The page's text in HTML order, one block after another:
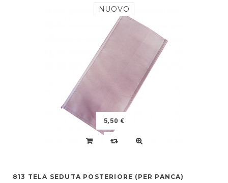
NUOVO
5,50 €
813 TELA SEDUTA POSTERIORE (PER PANCA)